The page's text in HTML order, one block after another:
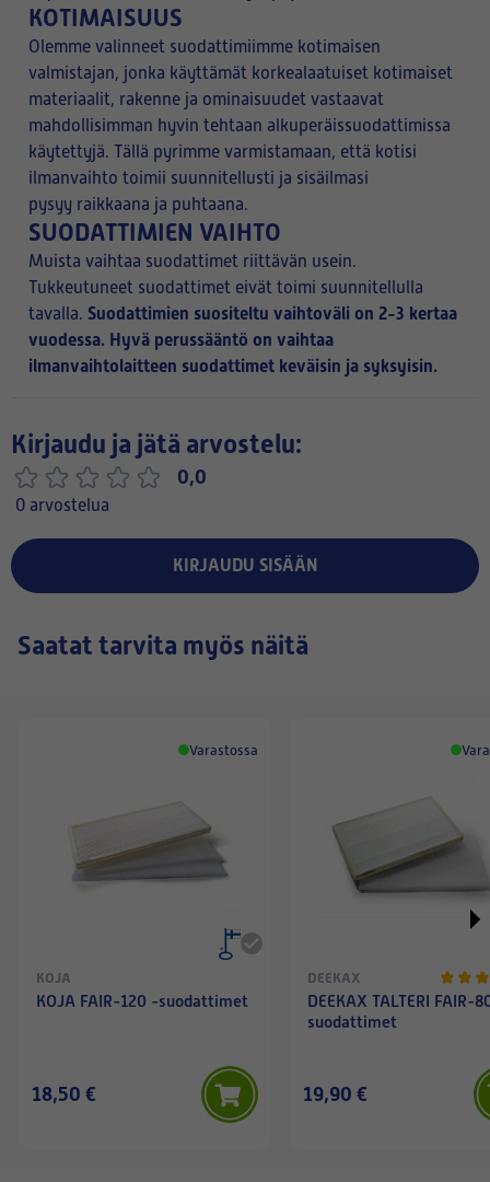
KOTIMAISUUS
Olemme valinneet suodattimiimme kotimaisen
valmistajan, jonka käyttämät korkealaatuiset kotimaiset
materiaalit, rakenne ja ominaisuudet vastaavat
mahdollisimman hyvin tehtaan alkuperäissuodattimissa
käytettyjä. Tällä pyrimme varmistamaan, että kotisi
ilmanvaihto toimii suunnitellusti ja sisäilmasi
pysyy raikkaana ja puhtaana.
SUODATTIMIEN VAIHTO
Muista vaihtaa suodattimet riittävän usein.
Tukkeutuneet suodattimet eivät toimi suunnitellulla
tavalla. Suodattimien suositeltu vaihtoväli on 2-3 kertaa
vuodessa. Hyvä perussääntö on vaihtaa
ilmanvaihtolaitteen suodattimet keväisin ja syksyisin.
Kirjaudu ja jätä arvostelu:
0,0
0 arvostelua
KIRJAUDU SISÄÄN
Saatat tarvita myös näitä
Varastossa
KOJA
KOJA FAIR-120 -suodattimet
18,50 €
DEEKAX
DEEKAX TALTERI FAIR-
suodattimet
19,90 €